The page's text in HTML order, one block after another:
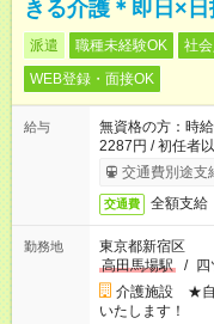
きる介護＊即日×
派遣 職種未経験OK 社
WEB登録・面接OK
給与
無資格の方：時
2287円 / 初任
日収例：1万
交通費別途支
交通費 全額支給
勤務地
東京都新宿区
高田馬場駅
/
介護施設 ★自
いたします！